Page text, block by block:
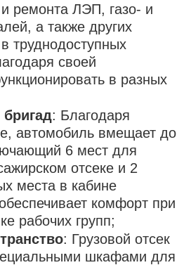
ремонта ЛЭП, газо- и
а также других
труднодоступных
своей
в разных
: Благодаря
автомобиль вмещает до
6 мест для
отсеке и 2
места в кабине
комфорт при
рабочих групп;
: Грузовой отсек
шкафами для